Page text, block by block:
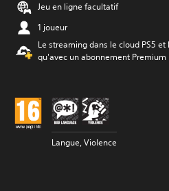
Jeu en ligne facultatif
1 joueur
Le streaming dans le cloud PS5
qu'avec un abonnement Premium
Langue, Violence